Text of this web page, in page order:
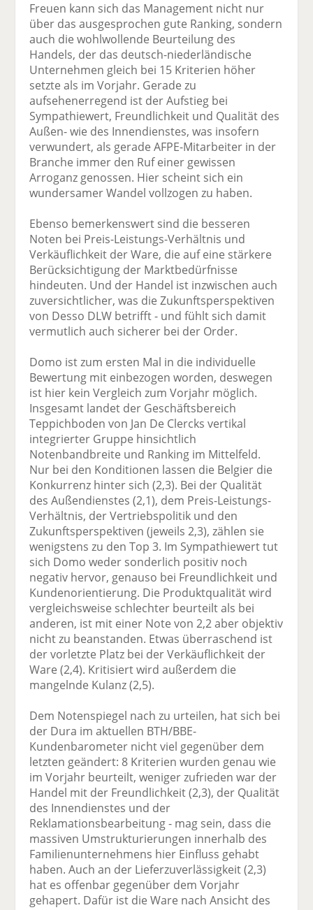
Freuen kann sich das Management nicht nur
über das ausgesprochen gute Ranking, sondern
auch die wohlwollende Beurteilung des
Handels, der das deutsch-niederländische
Unternehmen gleich bei 15 Kriterien höher
setzte als im Vorjahr. Gerade zu
aufsehenerregend ist der Aufstieg bei
Sympathiewert, Freundlichkeit und Qualität des
Außen- wie des Innendienstes, was insofern
verwundert, als gerade AFPE-Mitarbeiter in der
Branche immer den Ruf einer gewissen
Arroganz genossen. Hier scheint sich ein
wundersamer Wandel vollzogen zu haben.
Ebenso bemerkenswert sind die besseren
Noten bei Preis-Leistungs-Verhältnis und
Verkäuflichkeit der Ware, die auf eine stärkere
Berücksichtigung der Marktbedürfnisse
hindeuten. Und der Handel ist inzwischen auch
zuversichtlicher, was die Zukunftsperspektiven
von Desso DLW betrifft - und fühlt sich damit
vermutlich auch sicherer bei der Order.
Domo ist zum ersten Mal in die individuelle
Bewertung mit einbezogen worden, deswegen
ist hier kein Vergleich zum Vorjahr möglich.
Insgesamt landet der Geschäftsbereich
Teppichboden von Jan De Clercks vertikal
integrierter Gruppe hinsichtlich
Notenbandbreite und Ranking im Mittelfeld.
Nur bei den Konditionen lassen die Belgier die
Konkurrenz hinter sich (2,3). Bei der Qualität
des Außendienstes (2,1), dem Preis-Leistungs-
Verhältnis, der Vertriebspolitik und den
Zukunftsperspektiven (jeweils 2,3), zählen sie
wenigstens zu den Top 3. Im Sympathiewert tut
sich Domo weder sonderlich positiv noch
negativ hervor, genauso bei Freundlichkeit und
Kundenorientierung. Die Produktqualität wird
vergleichsweise schlechter beurteilt als bei
anderen, ist mit einer Note von 2,2 aber objektiv
nicht zu beanstanden. Etwas überraschend ist
der vorletzte Platz bei der Verkäuflichkeit der
Ware (2,4). Kritisiert wird außerdem die
mangelnde Kulanz (2,5).
Dem Notenspiegel nach zu urteilen, hat sich bei
der Dura im aktuellen BTH/BBE-
Kundenbarometer nicht viel gegenüber dem
letzten geändert: 8 Kriterien wurden genau wie
im Vorjahr beurteilt, weniger zufrieden war der
Handel mit der Freundlichkeit (2,3), der Qualität
des Innendienstes und der
Reklamationsbearbeitung - mag sein, dass die
massiven Umstrukturierungen innerhalb des
Familienunternehmens hier Einfluss gehabt
haben. Auch an der Lieferzuverlässigkeit (2,3)
hat es offenbar gegenüber dem Vorjahr
gehapert. Dafür ist die Ware nach Ansicht des